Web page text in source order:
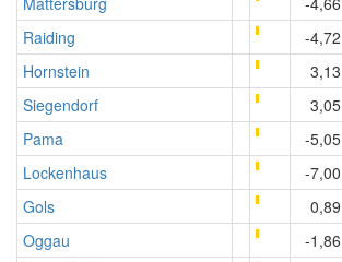
Raiding
-4,72
Hornstein
3,13
Siegendorf
3,05
Pama
-5,05
Lockenhaus
-7,00
Gols
0,89
Oggau
-1,86